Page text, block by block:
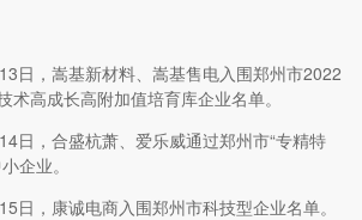
日，嵩基新材料、嵩基售电入围郑州市2022
术高成长高附加值培育库企业名单。
日，合盛杭萧、爱乐威通过郑州市“专精特
企业。
日，康诚电商入围郑州市科技型企业名单。